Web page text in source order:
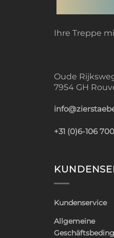
Ihre Treppe
Oude
7954 GH
+31 (0)6-106
Kundenservice
Allgemeine